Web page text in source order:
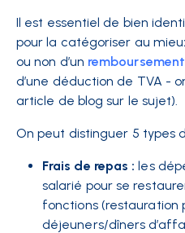
Il est essentiel de bien
pour la catégoriser au
ou non d’un
d’une déduction de TVA -
article de blog sur le sujet).
On peut distinguer 5 types
Frais de repas : les
salarié pour se
fonctions (restauration
déjeuners/dîners